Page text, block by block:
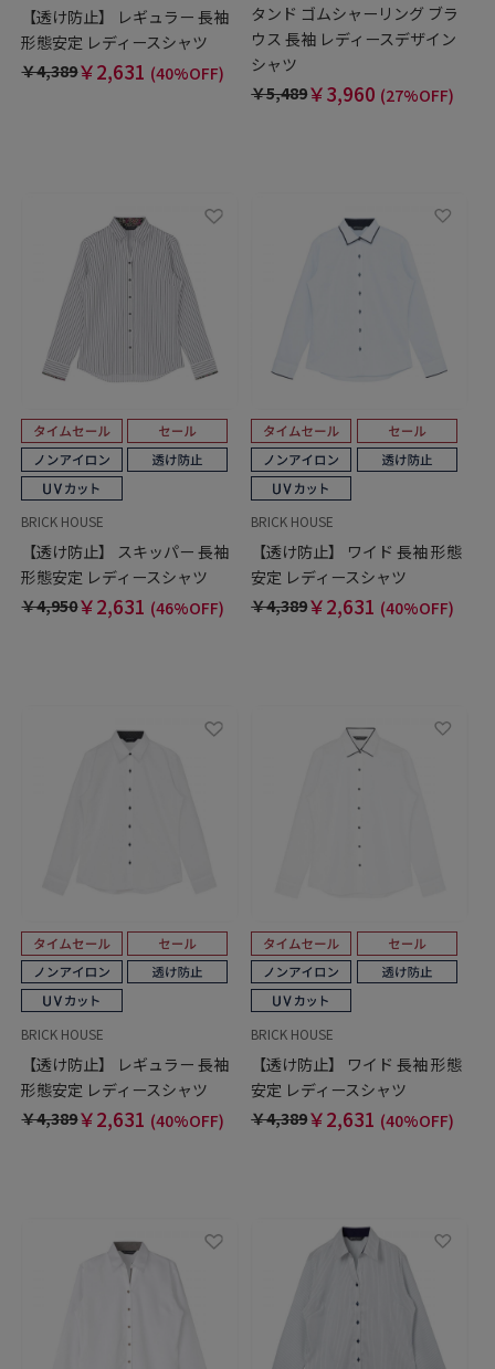
【透け防止】 レギュラー 長袖
形態安定 レディースシャツ
￥4,389￥2,631 (40%OFF)
タンド ゴムシャーリング ブラ
ウス 長袖 レディースデザイン
シャツ
￥5,489￥3,960 (27%OFF)
BRICK HOUSE
【透け防止】 スキッパー 長袖
形態安定 レディースシャツ
￥4,950￥2,631 (46%OFF)
BRICK HOUSE
【透け防止】 ワイド 長袖 形態
安定 レディースシャツ
￥4,389￥2,631 (40%OFF)
BRICK HOUSE
【透け防止】 レギュラー 長袖
形態安定 レディースシャツ
￥4,389￥2,631 (40%OFF)
BRICK HOUSE
【透け防止】 ワイド 長袖 形態
安定 レディースシャツ
￥4,389￥2,631 (40%OFF)